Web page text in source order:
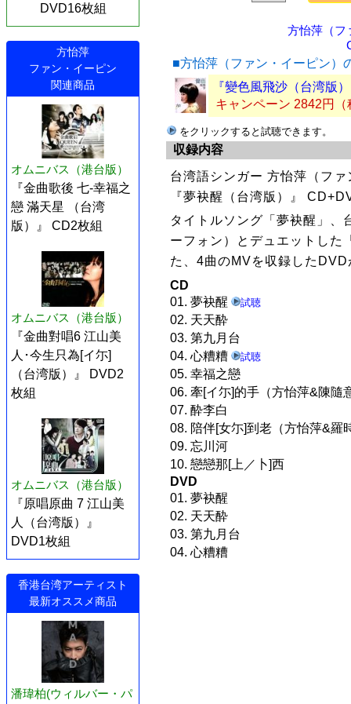
DVD16枚組
方怡萍
ファン・イーピン
関連商品
オムニバス（港台版）
『金曲歌後 七-幸福之
戀 滿天星 （台湾
版）』 CD2枚組
オムニバス（港台版）
『金曲對唱6 江山美
人･今生只為[イ尓]
（台湾版）』 DVD2
枚組
オムニバス（港台版）
『原唱原曲 7 江山美
人（台湾版）』
DVD1枚組
香港台湾アーティスト
最新オススメ商品
潘瑋柏(ウィルバー・パ
方怡萍（フ
■方怡萍（ファン・イーピン）
『變色風飛沙（台湾版
キャンペーン 2842円（
をクリックすると試聴できます。
収録内容
台湾語シンガー 方怡萍（フ
『夢袂醒（台湾版）』
タイトルソング「夢袂醒」、
ーフォン）とデュエットした
た、4曲のMVを収録したDVD
CD
01. 夢袂醒
試聴
02. 天天酔
03. 第九月台
04. 心糟糟
試聴
05. 幸福之戀
06. 牽[イ尓]的手（方怡萍&陳隨
07. 酔李白
08. 陪伴[女尓]到老（方怡萍&羅
09. 忘川河
10. 戀戀那[上／卜]西
DVD
01. 夢袂醒
02. 天天酔
03. 第九月台
04. 心糟糟